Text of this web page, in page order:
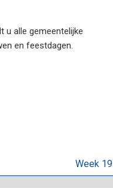
u alle gemeentelijke
en feestdagen.
Week 19